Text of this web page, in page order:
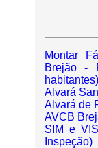
Montar
Brejão -
habitantes)
Alvará
Alvará de
AVCB
SIM e
Inspeção)